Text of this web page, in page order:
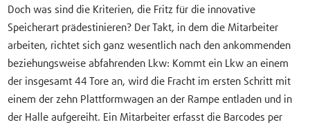
Doch was sind die Kriterien, die Fritz für die innovative
Speicherart prädestinieren? Der Takt, in dem die Mitarbeiter
arbeiten, richtet sich ganz wesentlich nach den ankommenden
beziehungsweise abfahrenden Lkw: Kommt ein Lkw an einem
der insgesamt 44 Tore an, wird die Fracht im ersten Schritt mit
einem der zehn Plattformwagen an der Rampe entladen und in
der Halle aufgereiht. Ein Mitarbeiter erfasst die Barcodes per